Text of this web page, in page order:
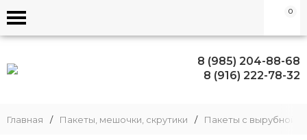
0
8 (985) 204-88-68
8 (916) 222-78-32
Главная / Пакеты, мешочки, скрутики / Пакеты с вырубной и